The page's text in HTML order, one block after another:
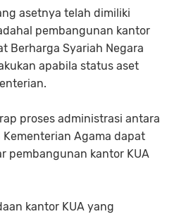
asetnya telah dimiliki
pembangunan kantor
Berharga Syariah Negara
apabila status aset
proses administrasi antara
Agama dapat
pembangunan kantor KUA
kantor KUA yang